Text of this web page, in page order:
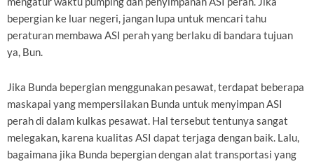
bepergian ke luar negeri, jangan lupa untuk mencari tahu
peraturan membawa ASI perah yang berlaku di bandara tujuan
ya, Bun.
Jika Bunda bepergian menggunakan pesawat, terdapat beberapa
maskapai yang mempersilakan Bunda untuk menyimpan ASI
perah di dalam kulkas pesawat. Hal tersebut tentunya sangat
melegakan, karena kualitas ASI dapat terjaga dengan baik. Lalu,
bagaimana jika Bunda bepergian dengan alat transportasi yang